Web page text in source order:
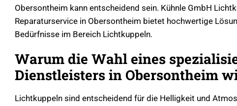
Obersontheim kann entscheidend sein. Kühnle GmbH
Reparaturservice in Obersontheim bietet hochwertige
Bedürfnisse im Bereich Lichtkuppeln.
Warum die Wahl eines
Dienstleisters in Obersontheim
Lichtkuppeln sind entscheidend für die Helligkeit und